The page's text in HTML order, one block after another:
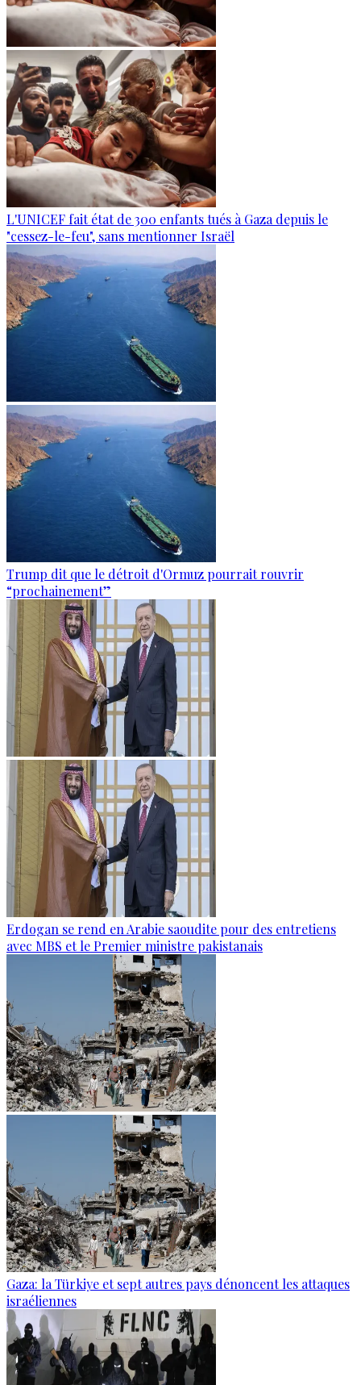
L'UNICEF fait état de 300 enfants tués à Gaza depuis le
"cessez-le-feu", sans mentionner Israël
Trump dit que le détroit d'Ormuz pourrait rouvrir
“prochainement”
Erdogan se rend en Arabie saoudite pour des entretiens
avec MBS et le Premier ministre pakistanais
Gaza: la Türkiye et sept autres pays dénoncent les attaques
israéliennes